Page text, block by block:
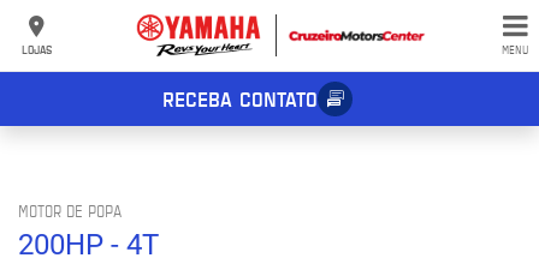
LOJAS MENU
RECEBA CONTATO
MOTOR DE POPA
200HP - 4T